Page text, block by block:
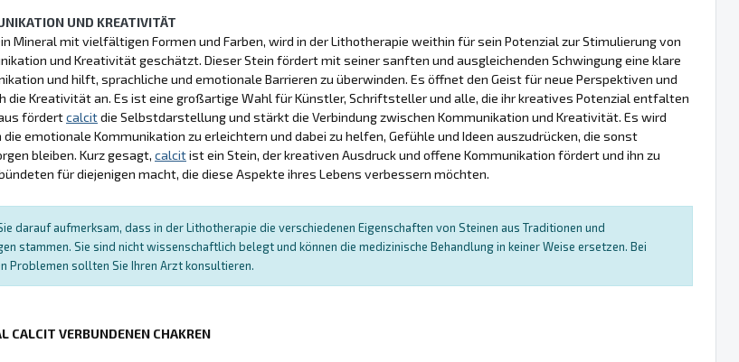
UND KREATIVITÄT
Mineral mit vielfältigen Formen und Farben, wird in der Lithotherapie weithin für sein Potenzial zur Stimulierung von
und Kreativität geschätzt. Dieser Stein fördert mit seiner sanften und ausgleichenden Schwingung eine klare
und hilft, sprachliche und emotionale Barrieren zu überwinden. Es öffnet den Geist für neue Perspektiven und
die Kreativität an. Es ist eine großartige Wahl für Künstler, Schriftsteller und alle, die ihr kreatives Potenzial entfalten
fördertcalcitdie Selbstdarstellung und stärkt die Verbindung zwischen Kommunikation und Kreativität. Es wird
emotionale Kommunikation zu erleichtern und dabei zu helfen, Gefühle und Ideen auszudrücken, die sonst
bleiben. Kurz gesagt, calcitist ein Stein, der kreativen Ausdruck und offene Kommunikation fördert und ihn zu
für diejenigen macht, die diese Aspekte ihres Lebens verbessern möchten.
darauf aufmerksam, dass in der Lithotherapie die verschiedenen Eigenschaften von Steinen aus Traditionen und
stammen. Sie sind nicht wissenschaftlich belegt und können die medizinische Behandlung in keiner Weise ersetzen. Bei
Problemen sollten Sie Ihren Arzt konsultieren.
CALCIT VERBUNDENEN CHAKREN